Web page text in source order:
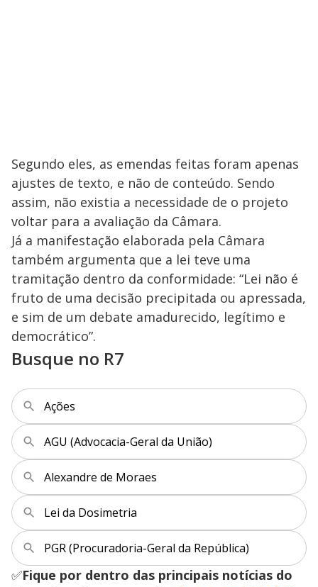
Segundo eles, as emendas feitas foram apenas
ajustes de texto, e não de conteúdo. Sendo
assim, não existia a necessidade de o projeto
voltar para a avaliação da Câmara.
Já a manifestação elaborada pela Câmara
também argumenta que a lei teve uma
tramitação dentro da conformidade: “Lei não é
fruto de uma decisão precipitada ou apressada,
e sim de um debate amadurecido, legítimo e
democrático”.
Busque no R7
Ações
AGU (Advocacia-Geral da União)
Alexandre de Moraes
Lei da Dosimetria
PGR (Procuradoria-Geral da República)
✅Fique por dentro das principais notícias do